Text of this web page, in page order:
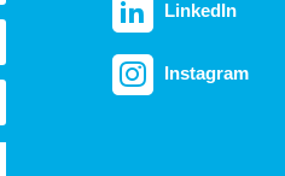
LinkedIn
Instagram